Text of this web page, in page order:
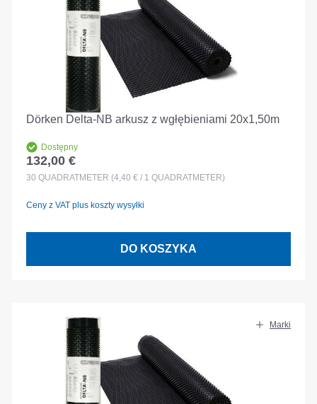
Dörken Delta-NB arkusz z wgłębieniami 20x1,50m
Dostępny
Cena regularna:
132,00 €
30 QUADRATMETER (4,40 € / 1 QUADRATMETER)
Ceny z VAT plus koszty wysyłki
DO KOSZYKA
Marki